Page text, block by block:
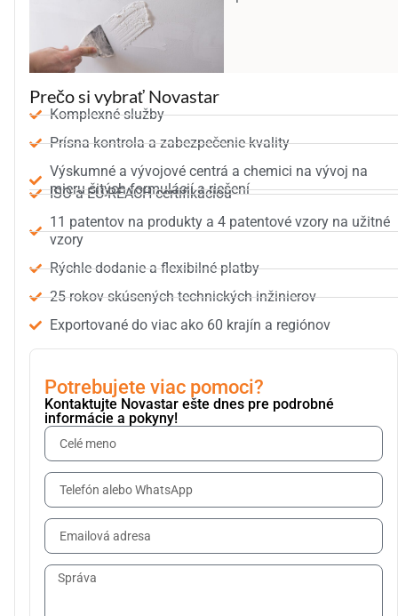
Prečo si vybrať Novastar
Komplexné služby
Prísna kontrola a zabezpečenie kvality
Výskumné a vývojové centrá a chemici na vývoj na
mieru šitých formulácií a riešení
ISO a EU REACH certifikáciou
11 patentov na produkty a 4 patentové vzory na užitné
vzory
Rýchle dodanie a flexibilné platby
25 rokov skúsených technických inžinierov
Exportované do viac ako 60 krajín a regiónov
Potrebujete viac pomoci?
Kontaktujte Novastar ešte dnes pre podrobné
informácie a pokyny!